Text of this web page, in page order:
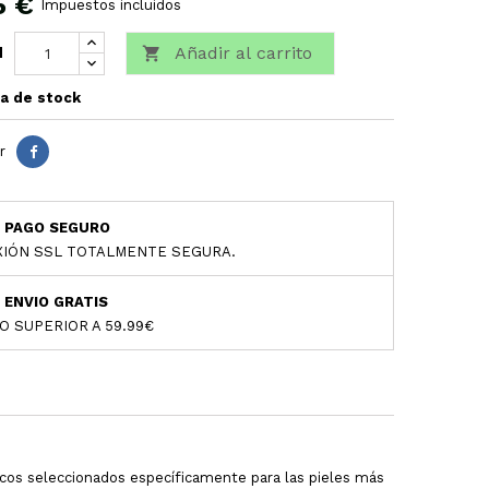
Impuestos incluidos
 Añadir al carrito
de stock
PAGO SEGURO
SSL TOTALMENTE SEGURA.
ENVIO GRATIS
SUPERIOR A 59.99€
seleccionados específicamente para las pieles más